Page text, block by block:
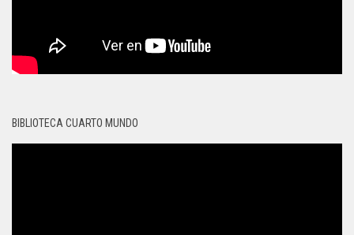
BIBLIOTECA CUARTO MUNDO